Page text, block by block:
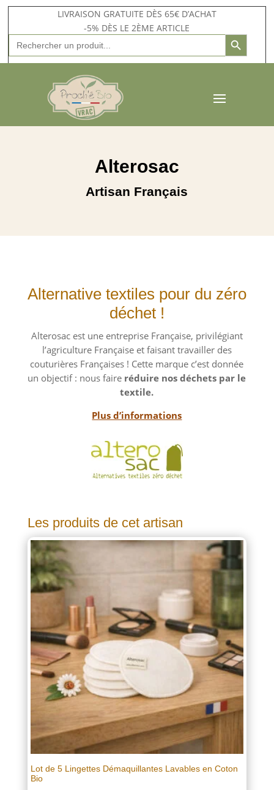
LIVRAISON GRATUITE DÈS 65€ D’ACHAT
-5% DÈS LE 2ÈME ARTICLE
Search
for:
Search Button
Alterosac
Artisan Français
Alternative textiles pour du zéro
déchet !
Alterosac est une entreprise Française, privilégiant
l’agriculture Française et faisant travailler des
couturières Françaises ! Cette marque c’est donnée
un objectif : nous faire réduire nos déchets par le
textile.
Plus d’informations
Les produits de cet artisan
Lot de 5 Lingettes Démaquillantes Lavables en Coton
Bio